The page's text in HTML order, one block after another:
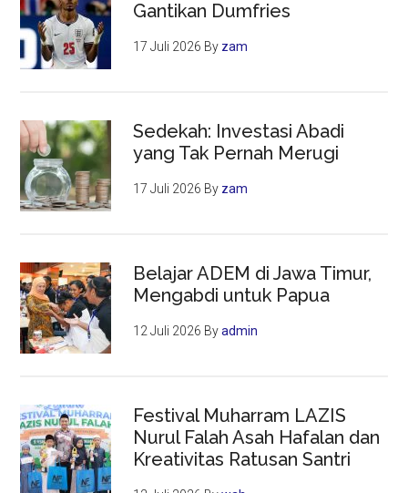
Gantikan Dumfries
17 Juli 2026 By zam
Sedekah: Investasi Abadi
yang Tak Pernah Merugi
17 Juli 2026 By zam
Belajar ADEM di Jawa Timur,
Mengabdi untuk Papua
12 Juli 2026 Byadmin
Festival Muharram LAZIS
Nurul Falah Asah Hafalan dan
Kreativitas Ratusan Santri